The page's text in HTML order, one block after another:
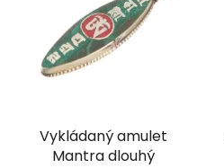
Vykládaný amulet
Mantra dlouhý